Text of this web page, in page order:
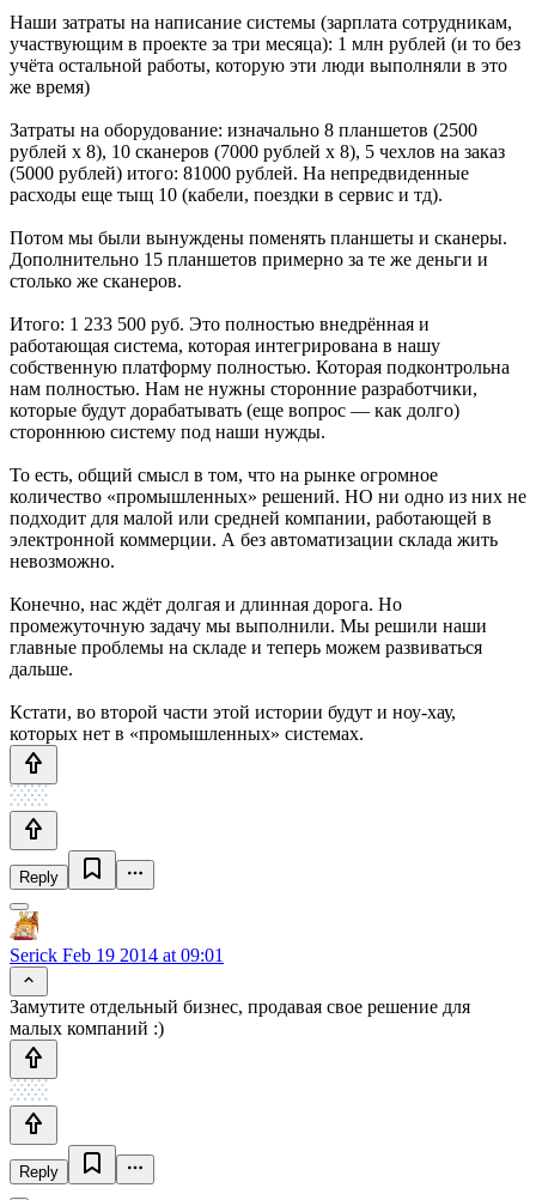
Наши затраты на написание системы (зарплата сотрудникам,
участвующим в проекте за три месяца): 1 млн рублей (и то без
учёта остальной работы, которую эти люди выполняли в это
же время)
Затраты на оборудование: изначально 8 планшетов (2500
рублей x 8), 10 сканеров (7000 рублей х 8), 5 чехлов на заказ
(5000 рублей) итого: 81000 рублей. На непредвиденные
расходы еще тыщ 10 (кабели, поездки в сервис и тд).
Потом мы были вынуждены поменять планшеты и сканеры.
Дополнительно 15 планшетов примерно за те же деньги и
столько же сканеров.
Итого: 1 233 500 руб. Это полностью внедрённая и
работающая система, которая интегрирована в нашу
собственную платформу полностью. Которая подконтрольна
нам полностью. Нам не нужны сторонние разработчики,
которые будут дорабатывать (еще вопрос — как долго)
стороннюю систему под наши нужды.
То есть, общий смысл в том, что на рынке огромное
количество «промышленных» решений. НО ни одно из них не
подходит для малой или средней компании, работающей в
электронной коммерции. А без автоматизации склада жить
невозможно.
Конечно, нас ждёт долгая и длинная дорога. Но
промежуточную задачу мы выполнили. Мы решили наши
главные проблемы на складе и теперь можем развиваться
дальше.
Кстати, во второй части этой истории будут и ноу-хау,
которых нет в «промышленных» системах.
Reply
Serick Feb 19 2014 at 09:01
Замутите отдельный бизнес, продавая свое решение для
малых компаний :)
Reply